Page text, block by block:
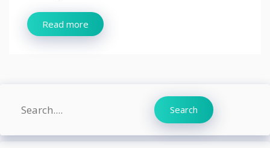
Read more
Search Search